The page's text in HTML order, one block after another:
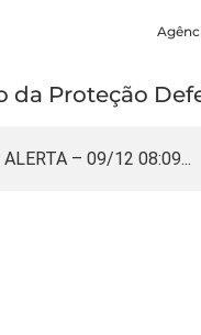
da Proteção
ALERTA – 09/12 08:09...